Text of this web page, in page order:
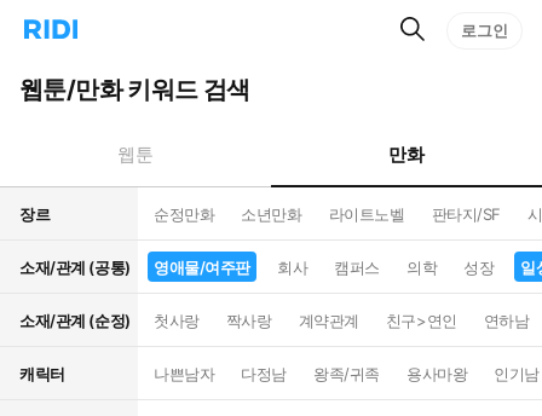
리
홈
으
턴
트
검
로그인
웹툰/만화 키워드 검색
웹툰 만화
장르 순정만화 소년만화 라이트노벨 판타지/SF
소재/관계 (공통) 영애물/여주판 회사 캠퍼스 의학 성장 일
소재/관계 (순정) 첫사랑 짝사랑 계약관계 친구>연인 연하남
캐릭터 나쁜남자 다정남 왕족/귀족 용사마왕 인기남